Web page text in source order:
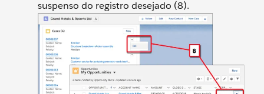
suspenso do registro desejado (8).